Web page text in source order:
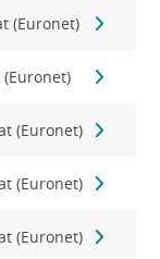
(Euronet)
(Euronet)
(Euronet)
(Euronet)